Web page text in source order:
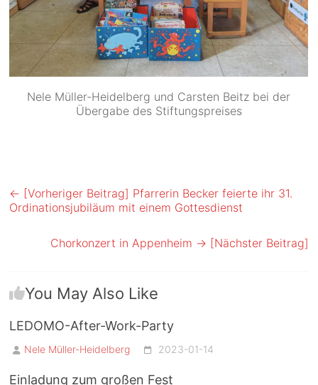
Nele Müller-Heidelberg und Carsten Beitz bei der
Übergabe des Stiftungspreises
← [Vorheriger Beitrag] Pfarrerin Becker feierte ihr 31.
Ordinationsjubiläum mit einem Gottesdienst
Chorkonzert in Appenheim → [Nächster Beitrag]
You May Also Like
LEDOMO-After-Work-Party
Nele Müller-Heidelberg 2023-01-14
Einladung zum großen Fest